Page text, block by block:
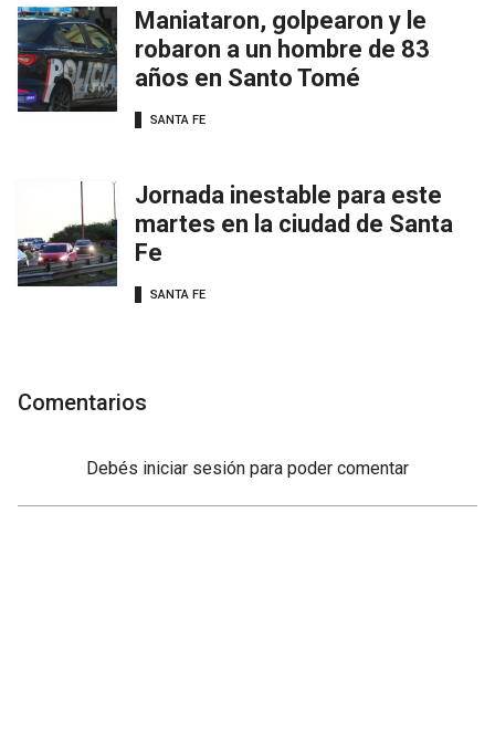
Maniataron, golpearon y le
robaron a un hombre de 83
años en Santo Tomé
SANTA FE
Jornada inestable para este
martes en la ciudad de Santa
Fe
SANTA FE
Comentarios
Debés iniciar sesión para poder comentar